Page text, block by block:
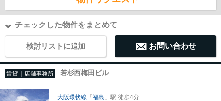
チェックした物件をまとめて
検討リストに追加 お問い合わせ
賃貸｜店舗事務所 若杉西梅田ビル
大阪環状線 「福島 」駅 徒歩4分